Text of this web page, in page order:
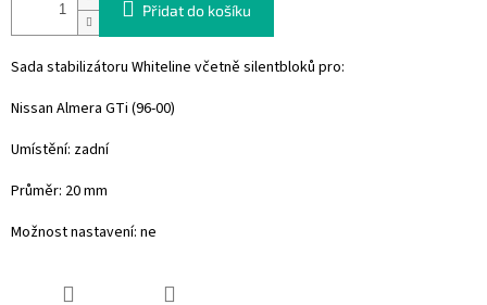
Přidat do košíku
Sada stabilizátoru Whiteline včetně silentbloků pro:
Nissan Almera GTi (96-00)
Umístění: zadní
Průměr: 20 mm
Možnost nastavení: ne